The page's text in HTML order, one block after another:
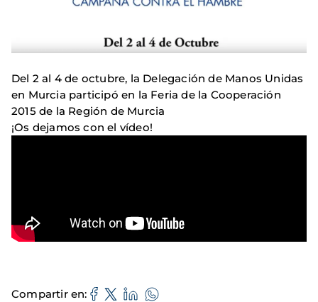
Del 2 al 4 de octubre, la Delegación de Manos Unidas
en Murcia participó en la Feria de la Cooperación
2015 de la Región de Murcia
¡Os dejamos con el vídeo!
Compartir en